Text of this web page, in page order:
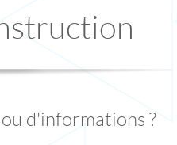
d'informations ?